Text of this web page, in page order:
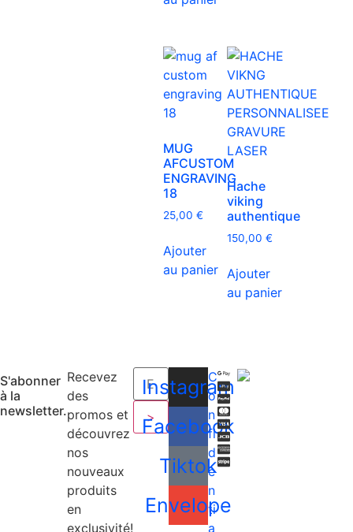
MUG
AFCUSTOM
ENGRAVING
18
25,00€
Ajouter
au panier
Hache
viking
authentique
150,00 €
Ajouter
au panier
S'abonner
à la
newsletter.
Recevez
des
promos et
découvrez
nos
nouveaux
produits
en
exclusivité!
>
Instagram
Facebook
Tiktok
Envelope
C
o
n
fi
d
e
n
ti
a